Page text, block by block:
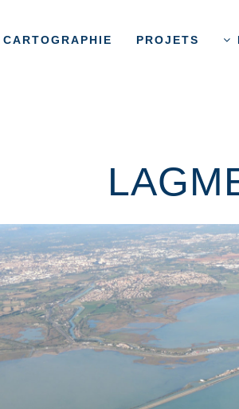
CARTOGRAPHIE PROJETS